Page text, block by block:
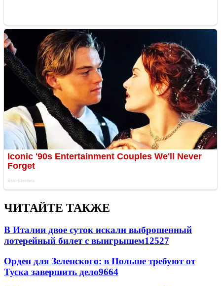
ЧИТАЙТЕ ТАКЖЕ
В Италии двое суток искали выброшенный
лотерейный билет с выигрышем12527
Орден для Зеленского: в Польше требуют от
Туска завершить дело9664